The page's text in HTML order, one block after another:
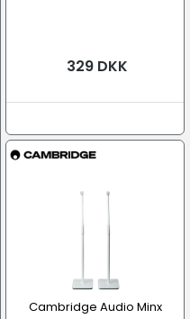
329 DKK
Cambridge Audio Minx